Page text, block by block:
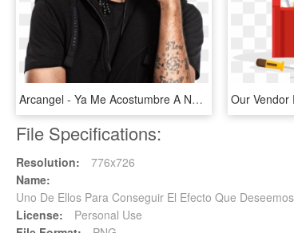
Arcangel - Ya Me Acostumbre A No Importarme El Precio De Lo Que, HD Png Download
File Specifications:
Resolution:
776x726
Name:
Uno De Ellos Para Conseguir El Efecto Que
License:
Personal Use